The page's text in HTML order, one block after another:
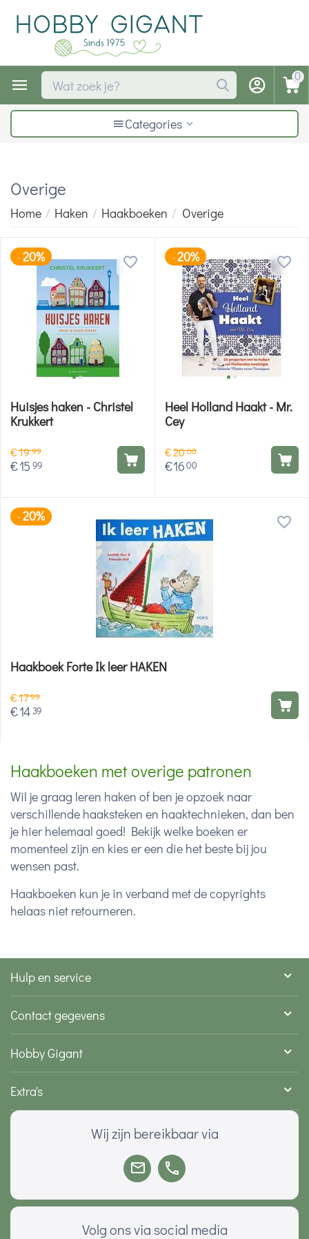
0
Categories
Overige
Home / Haken / Haakboeken / Overige
Haakboeken met overige patronen
Wil je graag leren haken of ben je opzoek naar
verschillende haaksteken en haaktechnieken, dan ben
je hier helemaal goed! Bekijk welke boeken er
momenteel zijn en kies er een die het beste bij jou
wensen past.
Haakboeken kun je in verband met de copyrights
helaas niet retourneren.
-20%
Huisjes haken - Christel
Krukkert
€1999
€15 99
-20%
Heel Holland Haakt - Mr.
Cey
€2000
€1600
-20%
Haakboek Forte Ik leer HAKEN
€1799
€14 39
Hulp en service
Contact gegevens
Hobby Gigant
Extra's
Wij zijn bereikbaar via
Volg ons via social media